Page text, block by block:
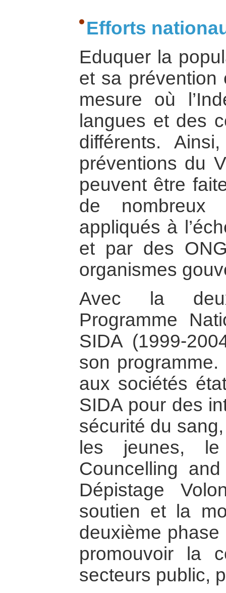
Efforts
Eduquer la
et sa prévention
mesure où
langues et des
différents.
préventions du
peuvent être
de nombreux
appliqués à
et par des
organismes
Avec la
Programme
SIDA (1999-
son
aux sociétés
SIDA pour des
sécurité du
les jeunes,
Councelling
Dépistage
soutien et la
deuxième
promouvoir la
secteurs public,